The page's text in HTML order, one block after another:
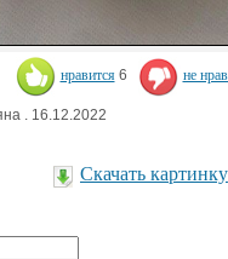
нравится 6 не
. 16.12.2022
Скачать картинку